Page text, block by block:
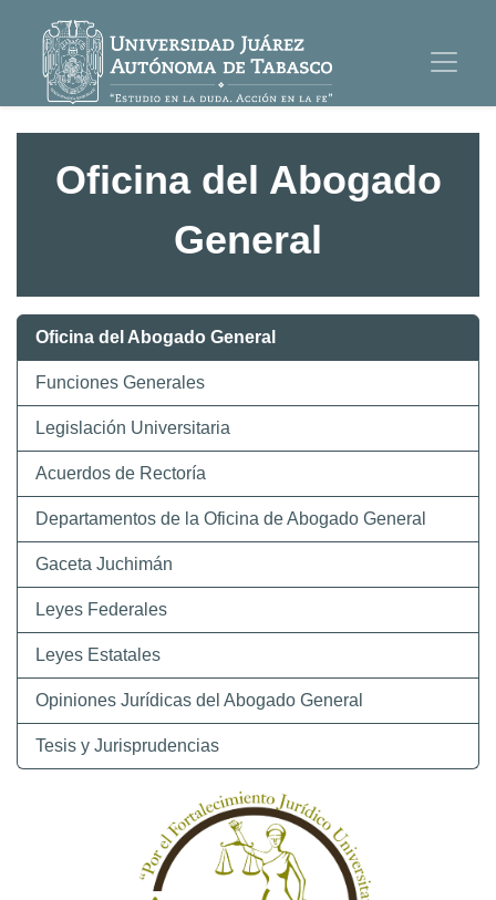
Oficina del Abogado
General
Oficina del Abogado General
Funciones Generales
Legislación Universitaria
Acuerdos de Rectoría
Departamentos de la Oficina de Abogado General
Gaceta Juchimán
Leyes Federales
Leyes Estatales
Opiniones Jurídicas del Abogado General
Tesis y Jurisprudencias